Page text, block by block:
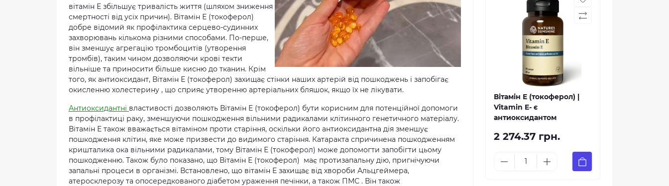
вітамін Е збільшує тривалість життя (шляхом зниження
смертності від усіх причин). Вітамін Е (токоферол)
добре відомий як профілактика серцево-судинних
захворювань кількома різними способами. По-перше,
він зменшує агрегацію тромбоцитів (утворення
тромбів), таким чином дозволяючи крові текти
вільніше та приносити більше кисню до тканин. Крім
того, як антиоксидант, Вітамін Е (токоферол) захищає стінки наших артерій від пошкоджень і запобігає
окисленню холестерину , що сприяє утворенню артеріальних бляшок, якщо їх не лікувати.
Антиоксидантні властивості дозволяють Вітамін Е (токоферол) бути корисним для потенційної допомоги
в профілактиці раку, зменшуючи пошкодження вільними радикалами клітинного генетичного матеріалу.
Вітамін Е також вважається вітаміном проти старіння, оскільки його антиоксидантна дія зменшує
пошкодження клітин, яке може призвести до видимого старіння. Катаракта спричинена пошкодженням
кришталика ока вільними радикалами, тому Вітамін Е (токоферол) може допомогти запобігти цьому
пошкодженню. Також було показано, що Вітамін Е (токоферол) має протизапальну дію, пригнічуючи
запальні процеси в організмі. Встановлено, що вітамін Е захищає від хвороби Альцгеймера,
атеросклерозу та опосередкованого діабетом ураження печінки, а також ПМС . Він також
Вітамін Е (токоферол) |
Vitamin E- є
антиоксидантом
2 274.37 грн.